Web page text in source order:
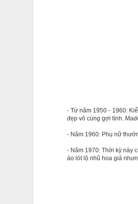
- Từ năm 1950 - 1960:
đẹp vô cùng gợi tình.
- Năm 1960: Phụ nữ
- Năm 1970: Thời kỳ này
áo lót lộ nhũ hoa giả
chăm nhắm đến nó.
project 100.000 USD,
chuyện không tưởng,